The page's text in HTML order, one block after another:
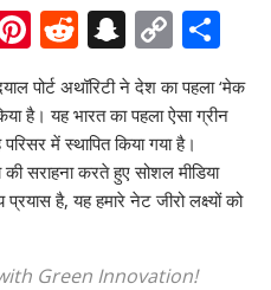
Pi
nt
er
e
st
R
e
d
di
t
S
n
a
p
c
h
C
o
p
y
Li
n
h
ar
पोर्ट अथॉरिटी ने देश का पहला ‘मेक
है। यह भारत का पहला ऐसा ग्रीन
में स्थापित किया गया है।
सराहना करते हुए सोशल मीडिया
है, यह हमारे नेट जीरो लक्ष्यों को
Green Innovation!